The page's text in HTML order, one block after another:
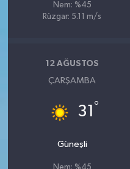
Nem: %45
Rüzgar: 5.11 m/s
12 AĞUSTOS
ÇARŞAMBA
31 °
Güneşli
Nem: %45